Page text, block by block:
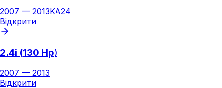
2007 — 2013KA24
Відкрити
2.4i (130 Hp)
2007 — 2013
Відкрити